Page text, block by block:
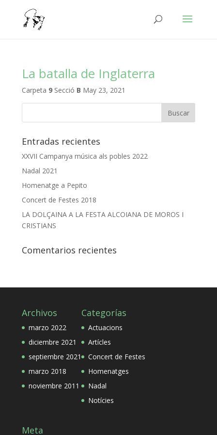
La batalla de Inglaterra
Carpeta 9Secció B May 23, 2021
Entradas recientes
XXVII Campanya música als pobles 2022
Nadal 2021
Homenatge a Pepito
Concert de Festes 2018
LA DOLÇAINA A LA FESTA ALCOIANA DE MOROS I
CRISTIANS
Comentarios recientes
Archivos
marzo 2022
diciembre 2021
septiembre 2021
marzo 2018
noviembre 2011
Categorías
Actuacions
Artícles
Concert de Festes
Homenatges
Nadal
Notícies
Meta